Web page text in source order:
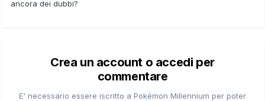
ancora dei dubbi?
Crea un account o accedi per
commentare
E' necessario essere iscritto a Pokémon Millennium per poter